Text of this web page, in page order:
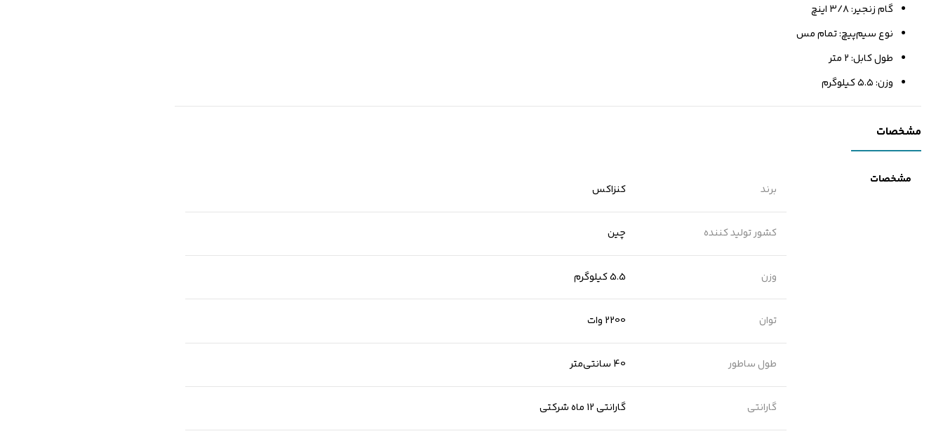
گام زنجیر: ۳/۸ اینچ
نوع سیم‌پیچ: تمام مس
طول کابل: ۲ متر
وزن: ۵.۵ کیلوگرم
مشخصات
مشخصات
برند کنزاکس
کشور تولید کننده چین
وزن 5.5 کیلوگرم
توان 2200 وات
طول ساطور 40 سانتی‌متر
گارانتی گارانتی 12 ماه شرکتی